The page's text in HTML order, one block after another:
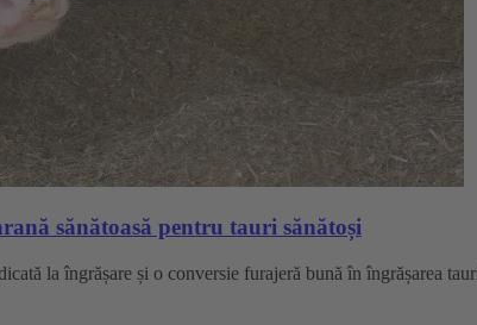
sănătoasă pentru tauri sănătoși
la îngrășare și o conversie furajeră bună în îngrășarea